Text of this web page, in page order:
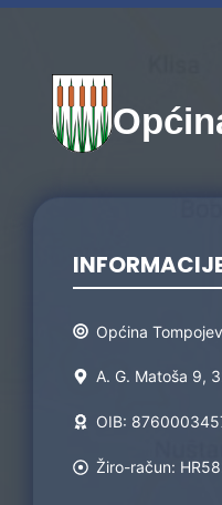
Općina
A. G. Matoša 9,
OIB:
Žiro-račun: